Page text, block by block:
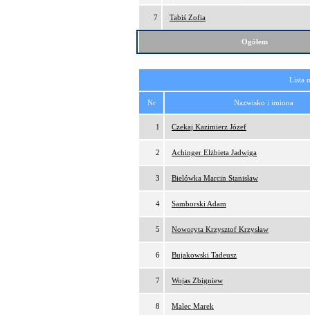
7 Tabiś Zofia
Ogółem
Lista
Nr Nazwisko i imiona
1 Czekaj Kazimierz Józef
2 Achinger Elżbieta Jadwiga
3 Bielówka Marcin Stanisław
4 Samborski Adam
5 Noworyta Krzysztof Krzysław
6 Bujakowski Tadeusz
7 Wojas Zbigniew
8 Malec Marek